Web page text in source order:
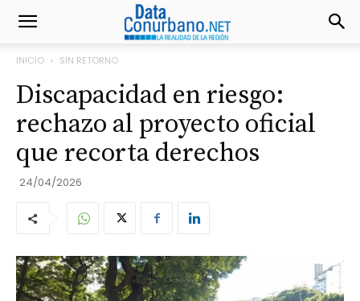
INICIO SIN RETORNO
Discapacidad en riesgo:
rechazo al proyecto oficial
que recorta derechos
24/04/2026